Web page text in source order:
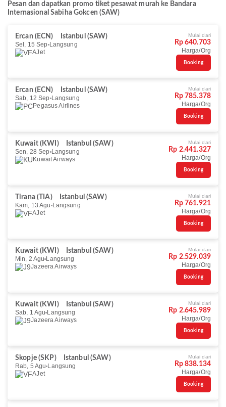
Pesan dan dapatkan promo tiket pesawat murah ke Bandara
Internasional Sabiha Gokcen (SAW)
Ercan (ECN)
Istanbul (SAW)
Sel, 15 Sep Langsung
AJet
Mulai dari
Rp 640.703
Harga/Org
Booking
Ercan (ECN)
Istanbul (SAW)
Sab, 12 Sep Langsung
Pegasus Airlines
Mulai dari
Rp 785.378
Harga/Org
Booking
Kuwait (KWI)
Istanbul (SAW)
Sen, 28 Sep Langsung
Kuwait Airways
Mulai dari
Rp 2.441.327
Harga/Org
Booking
Tirana (TIA)
Istanbul (SAW)
Kam, 13 Agu Langsung
AJet
Mulai dari
Rp 761.921
Harga/Org
Booking
Kuwait (KWI)
Istanbul (SAW)
Min, 2 Agu Langsung
Jazeera Airways
Mulai dari
Rp 2.529.039
Harga/Org
Booking
Kuwait (KWI)
Istanbul (SAW)
Sab, 1 Agu Langsung
Jazeera Airways
Mulai dari
Rp 2.645.989
Harga/Org
Booking
Skopje (SKP)
Istanbul (SAW)
Rab, 5 Agu Langsung
AJet
Mulai dari
Rp 838.134
Harga/Org
Booking